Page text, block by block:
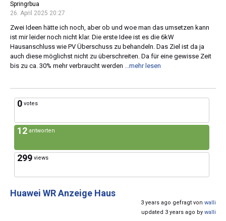
Springrbua
26. April 2025 20:27
Zwei Ideen hätte ich noch, aber ob und woe man das umsetzen kann
ist mir leider noch nicht klar. Die erste Idee ist es die 6kW
Hausanschluss wie PV Überschuss zu behandeln. Das Ziel ist da ja
auch diese möglichst nicht zu überschreiten. Da für eine gewisse Zeit
bis zu ca. 30% mehr verbraucht werden ...mehr lesen
0 votes
12 antworten
299 views
Huawei WR Anzeige Haus
3 years ago gefragt von walli
updated 3 years ago by walli